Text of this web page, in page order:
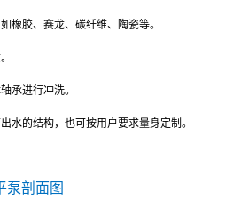
橡胶、赛龙、碳纤维、陶瓷等。
承进行冲洗。
水的结构，也可按用户要求量身定制。
泵剖面图